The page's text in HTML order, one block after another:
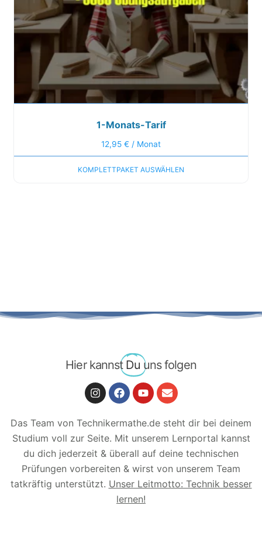
1-Monats-Tarif
12,95 € / Monat
KOMPLETTPAKET AUSWÄHLEN
Hier kannst Du uns folgen
Das Team von Technikermathe.de steht dir bei deinem
Studium voll zur Seite. Mit unserem Lernportal kannst
du dich jederzeit & überall auf deine technischen
Prüfungen vorbereiten & wirst von unserem Team
tatkräftig unterstützt. Unser Leitmotto: Technik besser
lernen!